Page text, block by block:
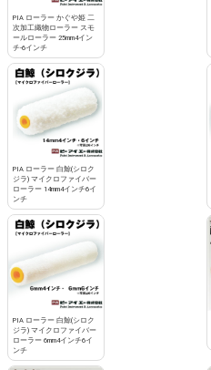
PIA ローラー かぐや姫 二
次加工織物ローラー スモ
ールローラー 25mm4イン
チ-6インチ
PIA ローラー 白鯨(シロク
ジラ) マイクロファイバー
ローラー 14mm4インチ6イ
ンチ
PIA ローラー 白鯨(シロク
ジラ) マイクロファイバー
ローラー 6mm4インチ6イ
ンチ